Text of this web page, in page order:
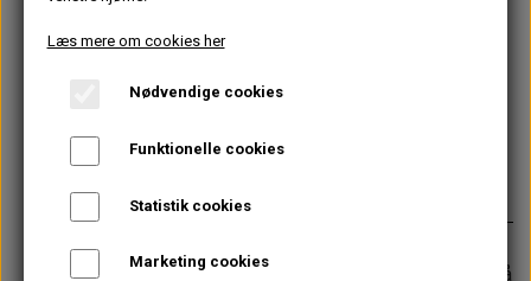
VANDPOLERING
Reparation
Venstre MK3->
627,20 kr.
Forventet leveringstid:
Varen er på
Læs mere om cookies her
Nødvendige cookies
Funktionelle cookies
Statistik cookies
Marketing cookies